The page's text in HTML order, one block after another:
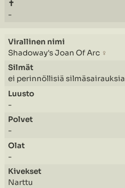
-
Shadoway's Joan Of Arc ♀
ei perinnöllisiä silmäsairauksia
-
-
-
Narttu